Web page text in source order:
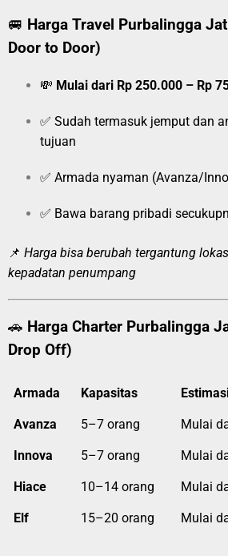
🚐 Harga Travel Purbalingga
Door to Door)
💸 Mulai dari Rp 250.000 – Rp
✅ Sudah termasuk jemput dan
tujuan
✅ Armada nyaman (Avanza/
✅ Bawa barang pribadi
📌 Harga bisa berubah tergantung
kepadatan penumpang
🚗 Harga Charter Purbalingga
Drop Off)
Armada Kapasitas
Avanza 5–7 orang Mulai
Innova 5–7 orang Mulai
Hiace 10–14 orang Mulai
Elf 15–20 orang Mulai